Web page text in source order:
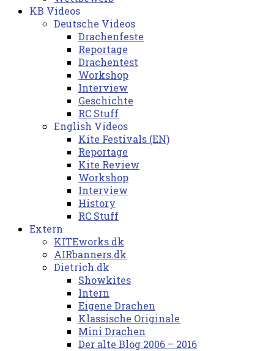
KB Videos
Deutsche Videos
Drachenfeste
Reportage
Drachentest
Workshop
Interview
Geschichte
RC Stuff
English Videos
Kite Festivals (EN)
Reportage
Kite Review
Workshop
Interview
History
RC Stuff
Extern
KITEworks.dk
AIRbanners.dk
Dietrich.dk
Showkites
Intern
Eigene Drachen
Klassische Originale
Mini Drachen
Der alte Blog 2006 – 2016